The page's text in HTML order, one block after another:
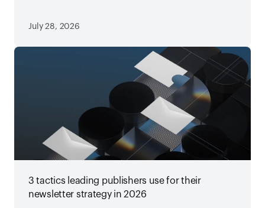
July 28, 2026
3 tactics leading publishers use for their
newsletter strategy in 2026